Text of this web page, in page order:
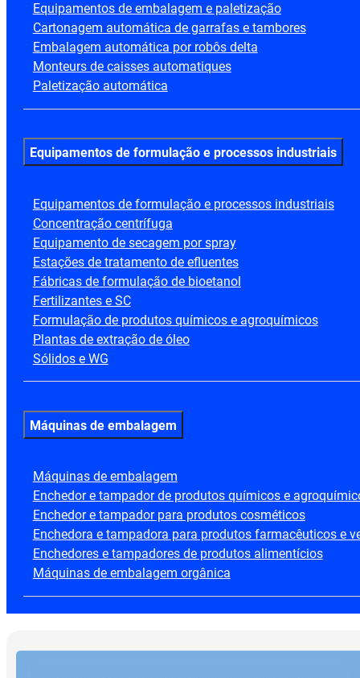
Equipamentos de embalagem e paletização
Cartonagem automática de garrafas e tambores
Embalagem automática por robôs delta
Monteurs de caisses automatiques
Paletização automática
Equipamentos de formulação e processos industriais
Equipamentos de formulação e processos industriais
Concentração centrífuga
Equipamento de secagem por spray
Estações de tratamento de efluentes
Fábricas de formulação de bioetanol
Fertilizantes e SC
Formulação de produtos químicos e agroquímicos
Plantas de extração de óleo
Sólidos e WG
Máquinas de embalagem
Máquinas de embalagem
Enchedor e tampador de produtos químicos e
Enchedor e tampador para produtos cosméticos
Enchedora e tampadora para produtos farmacêuticos e
Enchedores e tampadores de produtos alimentícios
Máquinas de embalagem orgânica